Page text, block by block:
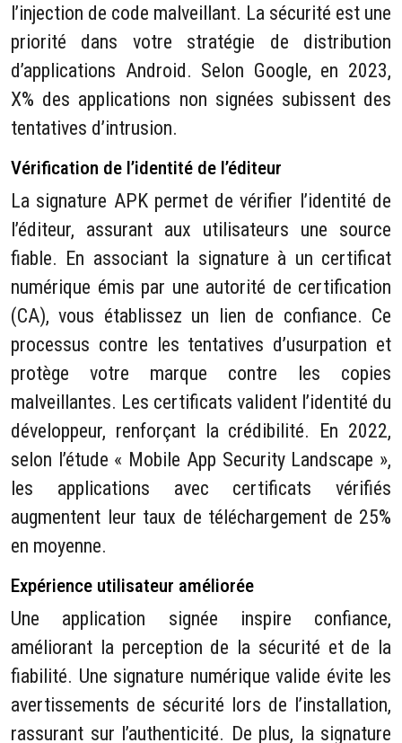
l’injection de code malveillant. La sécurité est une
priorité dans votre stratégie de distribution
d’applications Android. Selon Google, en 2023,
X% des applications non signées subissent des
tentatives d’intrusion.
Vérification de l’identité de l’éditeur
La signature APK permet de vérifier l’identité de
l’éditeur, assurant aux utilisateurs une source
fiable. En associant la signature à un certificat
numérique émis par une autorité de certification
(CA), vous établissez un lien de confiance. Ce
processus contre les tentatives d’usurpation et
protège votre marque contre les copies
malveillantes. Les certificats valident l’identité du
développeur, renforçant la crédibilité. En 2022,
selon l’étude « Mobile App Security Landscape »,
les applications avec certificats vérifiés
augmentent leur taux de téléchargement de 25%
en moyenne.
Expérience utilisateur améliorée
Une application signée inspire confiance,
améliorant la perception de la sécurité et de la
fiabilité. Une signature numérique valide évite les
avertissements de sécurité lors de l’installation,
rassurant sur l’authenticité. De plus, la signature